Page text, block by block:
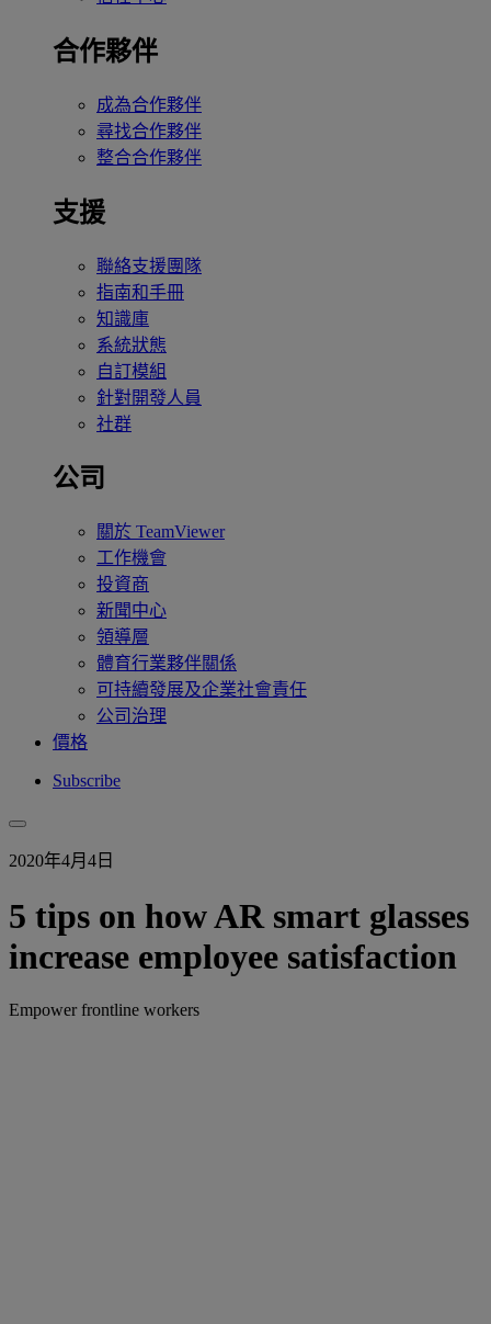
合作夥伴
成為合作夥伴
尋找合作夥伴
整合合作夥伴
支援
聯絡支援團隊
指南和手冊
知識庫
系統狀態
自訂模組
針對開發人員
社群
公司
關於 TeamViewer
工作機會
投資商
新聞中心
領導層
體育行業夥伴關係
可持續發展及企業社會責任
公司治理
價格
Subscribe
2020年4月4日
5 tips on how AR smart glasses
increase employee satisfaction
Empower frontline workers